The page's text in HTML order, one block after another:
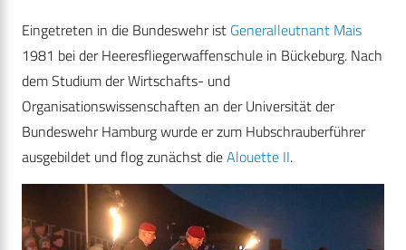
Eingetreten in die Bundeswehr ist Generalleutnant Mais
1981 bei der Heeresfliegerwaffenschule in Bückeburg. Nach
dem Studium der Wirtschafts- und
Organisationswissenschaften an der Universität der
Bundeswehr Hamburg wurde er zum Hubschrauberführer
ausgebildet und flog zunächst dieAlouette II.